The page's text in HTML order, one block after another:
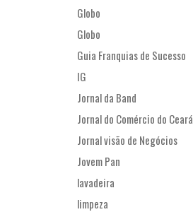
Globo
Globo
Guia Franquias de Sucesso
IG
Jornal da Band
Jornal do Comércio do Ceará
Jornal visão de Negócios
Jovem Pan
lavadeira
limpeza